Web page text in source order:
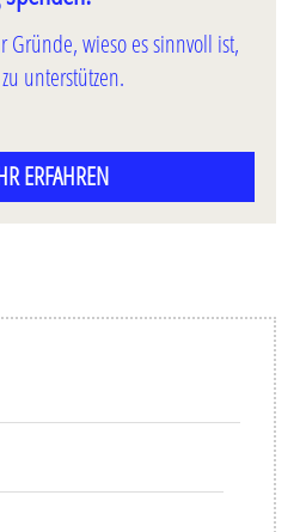
Gründe, wieso es sinnvoll ist,
unterstützen.
ERFAHREN